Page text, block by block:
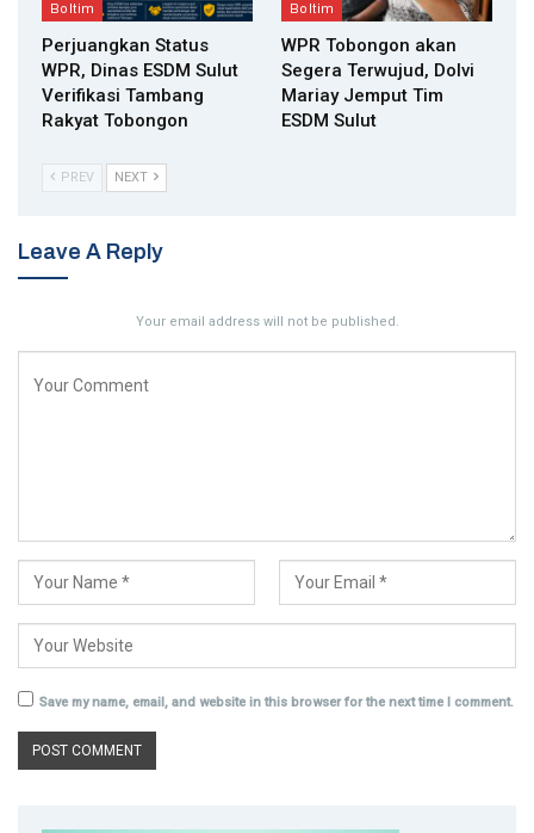
Boltim
Perjuangkan Status
WPR, Dinas ESDM Sulut
Verifikasi Tambang
Rakyat Tobongon
Boltim
WPR Tobongon akan
Segera Terwujud, Dolvi
Mariay Jemput Tim
ESDM Sulut
PREV NEXT
Leave A Reply
Your email address will not be published.
Save my name, email, and website in this browser for the next time I comment.